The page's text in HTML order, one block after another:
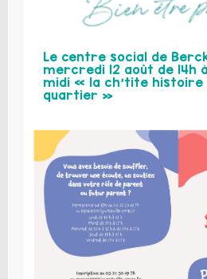
Le centre social de
mercredi 12 août de 14h
midi « la ch’tite histoire
quartier »